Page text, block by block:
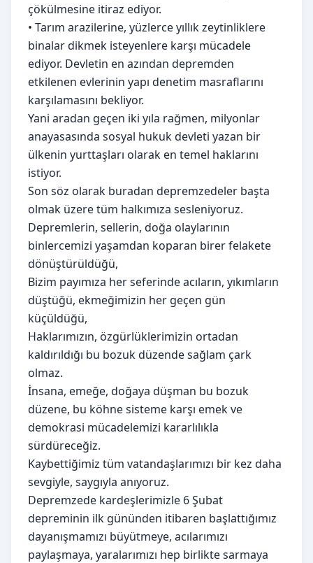
çökülmesine itiraz ediyor.
• Tarım arazilerine, yüzlerce yıllık zeytinliklere
binalar dikmek isteyenlere karşı mücadele
ediyor. Devletin en azından depremden
etkilenen evlerinin yapı denetim masraflarını
karşılamasını bekliyor.
Yani aradan geçen iki yıla rağmen, milyonlar
anayasasında sosyal hukuk devleti yazan bir
ülkenin yurttaşları olarak en temel haklarını
istiyor.
Son söz olarak buradan depremzedeler başta
olmak üzere tüm halkımıza sesleniyoruz.
Depremlerin, sellerin, doğa olaylarının
binlercemizi yaşamdan koparan birer felakete
dönüştürüldüğü,
Bizim payımıza her seferinde acıların, yıkımların
düştüğü, ekmeğimizin her geçen gün
küçüldüğü,
Haklarımızın, özgürlüklerimizin ortadan
kaldırıldığı bu bozuk düzende sağlam çark
olmaz.
İnsana, emeğe, doğaya düşman bu bozuk
düzene, bu köhne sisteme karşı emek ve
demokrasi mücadelemizi kararlılıkla
sürdüreceğiz.
Kaybettiğimiz tüm vatandaşlarımızı bir kez daha
sevgiyle, saygıyla anıyoruz.
Depremzede kardeşlerimizle 6 Şubat
depreminin ilk gününden itibaren başlattığımız
dayanışmamızı büyütmeye, acılarımızı
paylaşmaya, yaralarımızı hep birlikte sarmaya